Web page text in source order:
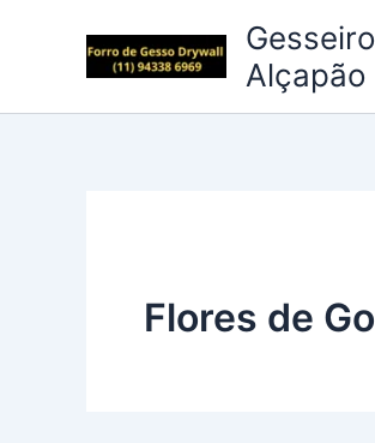
conteúdo
Alçapão
Flores de